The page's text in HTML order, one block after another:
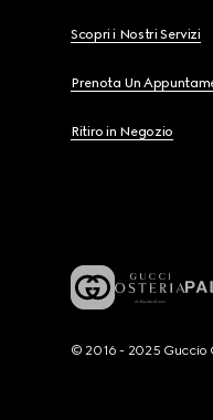
Scopri i Nostri Servizi
Prenota Un
Ritiro in Negozio
© 2016 - 2025 Guccio